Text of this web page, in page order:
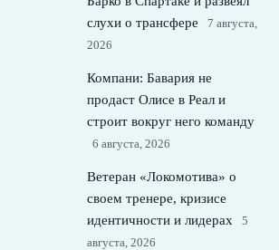
слухи о трансфере
7 августа,
2026
Компани: Бавария не
продаст Олисе в Реал и
строит вокруг него команду
6 августа, 2026
Ветеран «Локомотива» о
своем тренере, кризисе
идентичности и лидерах
5
августа, 2026